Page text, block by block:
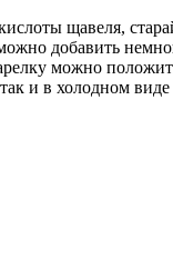
щавеля,
добавить
можно
и в холодном